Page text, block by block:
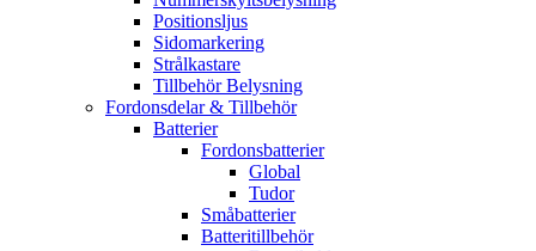
Positionsljus
Sidomarkering
Strålkastare
Tillbehör Belysning
Fordonsdelar & Tillbehör
Batterier
Fordonsbatterier
Global
Tudor
Småbatterier
Batteritillbehör